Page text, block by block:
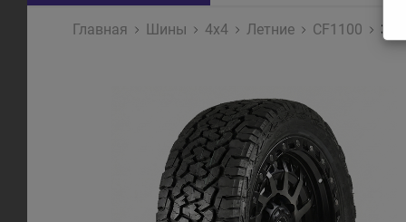
Главная Шины 4x4 Летние CF1100